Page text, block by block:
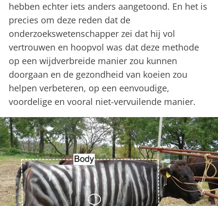
hebben echter iets anders aangetoond. En het is
precies om deze reden dat de
onderzoekswetenschapper zei dat hij vol
vertrouwen en hoopvol was dat deze methode
op een wijdverbreide manier zou kunnen
doorgaan en de gezondheid van koeien zou
helpen verbeteren, op een eenvoudige,
voordelige en vooral niet-vervuilende manier.